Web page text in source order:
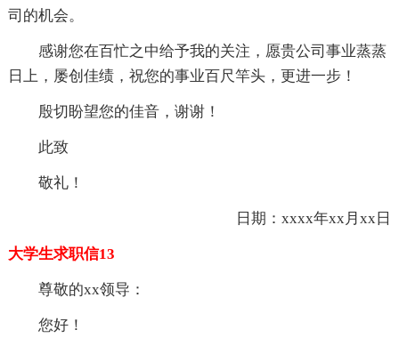
司的机会。
感谢您在百忙之中给予我的关注，愿贵公司事业蒸蒸
日上，屡创佳绩，祝您的事业百尺竿头，更进一步！
殷切盼望您的佳音，谢谢！
此致
敬礼！
日期：xxxx年xx月xx日
大学生求职信13
尊敬的xx领导：
您好！